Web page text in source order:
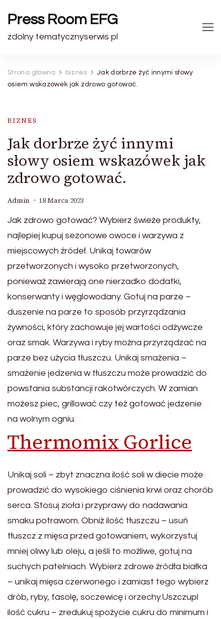
Press Room EFG
zdolny tematycznyserwis pl
Strona główna biznes
Jak dorbrze żyć innymi słowy
osiem wskazówek jak zdrowo gotować.
BIZNES
Jak dorbrze żyć innymi
słowy osiem wskazówek jak
zdrowo gotować.
Admin 18 Marca 2023
Jak zdrowo gotować? Wybierz świeże produkty,
najlepiej kupuj sezonowe owoce i warzywa z
miejscowych źródeł. Unikaj towarów
przetworzonych i wysoko przetworzonych,
ponieważ zawierają one nierzadko dodatki,
konserwanty i węglowodany. Gotuj na parze –
duszenie na parze to sposób przyrządzania
żywności, który zachowuje jej wartości odżywcze
oraz smak. Warzywa i ryby można przyrządzać na
parze bez użycia tłuszczu. Unikaj smażenia –
smażenie jedzenia w tłuszczu może prowadzić do
powstania substancji rakotwórczych. W zamian
możesz piec, grillować czy też gotować jedzenie
na wolnym ogniu.
Thermomix Gorlice
Unikaj soli – zbyt znaczna ilość soli w diecie może
prowadzić do wysokiego ciśnienia krwi oraz chorób
serca. Stosuj zioła i przyprawy do nadawania
smaku potrawom. Obniż ilość tłuszczu – usuń
tłuszcz z mięsa przed gotowaniem, wykorzystuj
mniej oliwy lub oleju, a jeśli to możliwe, gotuj na
suchych patelniach. Wybierz zdrowe źródła białka
– unikaj mięsa czerwonego i zamiast tego wybierz
drób, ryby, fasolę, soczewicę i orzechy.Uszczupl
ilość cukru – zredukuj spożycie cukru do minimum i